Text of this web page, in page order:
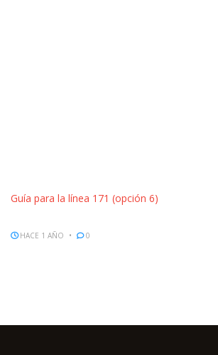
Guía para la línea 171 (opción 6)
HACE 1 AÑO 0